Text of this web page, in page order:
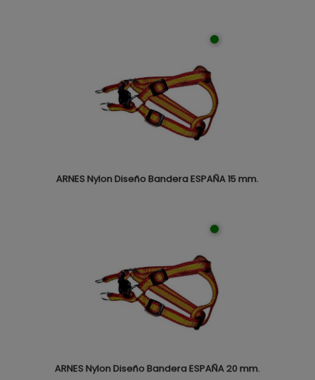
ARNES Nylon Diseño Bandera ESPAÑA 15 mm.
ARNES Nylon Diseño Bandera ESPAÑA 20 mm.